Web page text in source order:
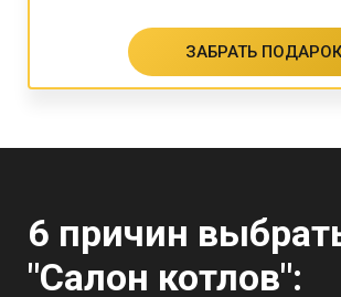
ЗАБРАТЬ ПОДАРОК
6 причин
"Салон котлов":